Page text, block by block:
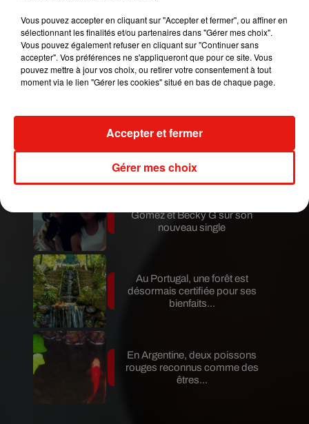
Karol G dévoile la tracklist de
son nouvel album… avec des
invités...
Au Guatemala, le volcan de
Gomez et Becky G sur son
nouveau single
Au Portugal, une forêt est
désormais certifiée pour ses
bienfaits...
En Argentine, deux poissons
rouges reconnus comme des
êtres...
Vous pouvez accepter en cliquant sur "Accepter et fermer", ou affiner en
sélectionnant les finalités et/ou partenaires dans "Gérer mes choix".
Vous pouvez également refuser en cliquant sur "Continuer sans
accepter". Vos préférences ne s'appliqueront que pour ce site. Vous
pouvez mettre à jour vos choix, ou retirer votre consentement à tout
moment via le lien "Gérer les cookies" situé en bas de chaque page.
Gérer mes choix
Accepter et fermer